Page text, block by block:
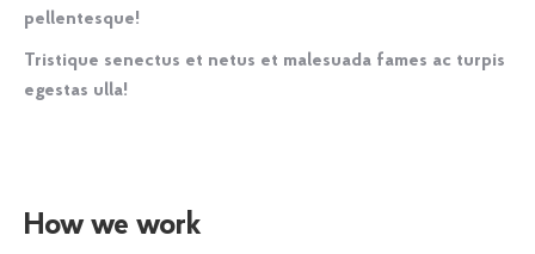
pellentesque!
Tristique senectus et netus et malesuada fames ac turpis
egestas ulla!
How we work